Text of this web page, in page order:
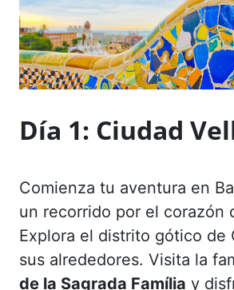
Día 1: Ciudad
Comienza tu aventura en
un recorrido por el corazón
Explora el distrito gótico de
sus alrededores. Visita la
de la Sagrada Família y